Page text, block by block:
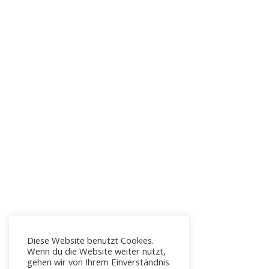
Diese Website benutzt Cookies.
Wenn du die Website weiter nutzt,
gehen wir von Ihrem Einverständnis